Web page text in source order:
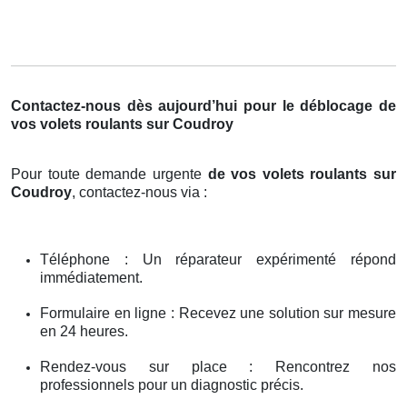
Contactez-nous dès aujourd’hui pour le déblocage de
vos volets roulants sur Coudroy
Pour toute demande urgente de vos volets roulants sur
Coudroy, contactez-nous via :
Téléphone : Un réparateur expérimenté répond
immédiatement.
Formulaire en ligne : Recevez une solution sur mesure
en 24 heures.
Rendez-vous sur place : Rencontrez nos
professionnels pour un diagnostic précis.